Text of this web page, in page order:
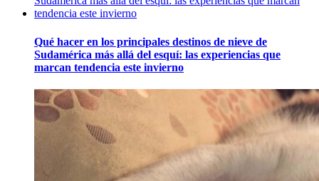
Qué hacer en los principales destinos de nieve de
Sudamérica más allá del esquí: las experiencias que
marcan tendencia este invierno